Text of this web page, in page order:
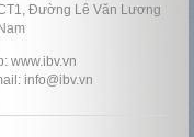
Đường Lê Văn Lương
www.ibv.vn
info@ibv.vn